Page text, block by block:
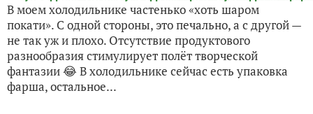
В моем холодильнике частенько «хоть шаром
покати». С одной стороны, это печально, а с другой —
не так уж и плохо. Отсутствие продуктового
разнообразия стимулирует полёт творческой
фантазии 😂 В холодильнике сейчас есть упаковка
фарша, остальное...